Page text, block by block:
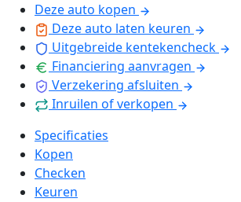
Deze auto kopen
Deze auto laten keuren
Uitgebreide kentekencheck
Financiering aanvragen
Verzekering afsluiten
Inruilen of verkopen
Specificaties
Kopen
Checken
Keuren